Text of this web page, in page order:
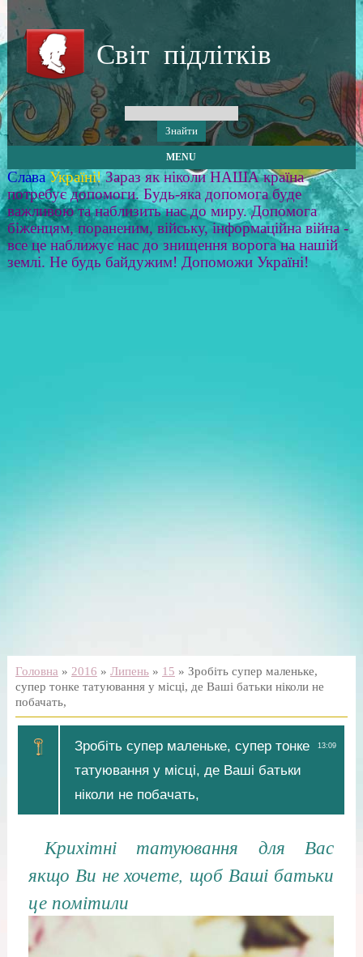
Світ підлітків
MENU
Слава Україні! Зараз як ніколи НАША країна
потребує допомоги. Будь-яка допомога буде
важливою та наблизить нас до миру. Допомога
біженцям, пораненим, війську, інформаційна війна -
все це наближує нас до знищення ворога на нашій
землі. Не будь байдужим! Допоможи Україні!
Головна » 2016 » Липень » 15 » Зробіть супер маленьке,
супер тонке татуювання у місці, де Ваші батьки ніколи не
побачать,
13:09
Зробіть супер маленьке, супер тонке
татуювання у місці, де Ваші батьки
ніколи не побачать,
Крихітні татуювання для Вас
якщо Ви не хочете, щоб Ваші батьки
це помітили